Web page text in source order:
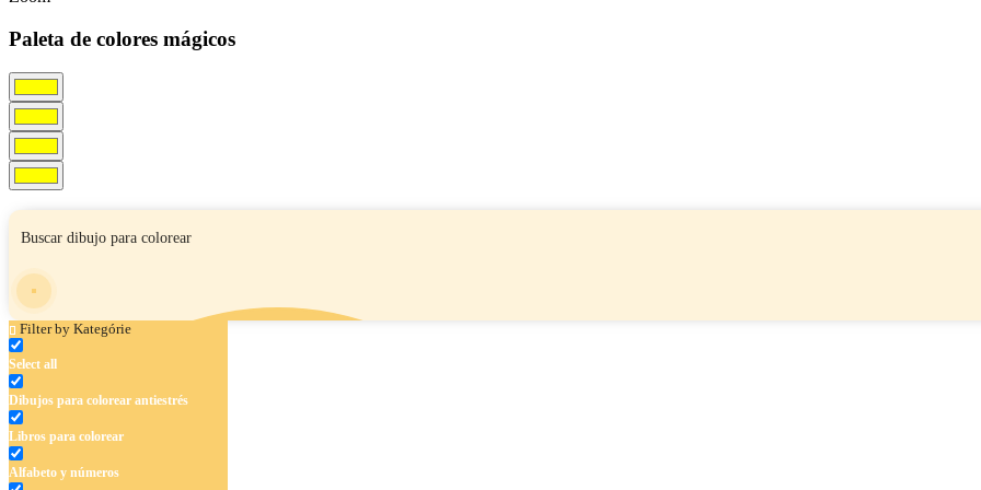
Paleta de colores mágicos
Filter by Kategórie
Select all
Dibujos para colorear antiestrés
Libros para colorear
Alfabeto y números